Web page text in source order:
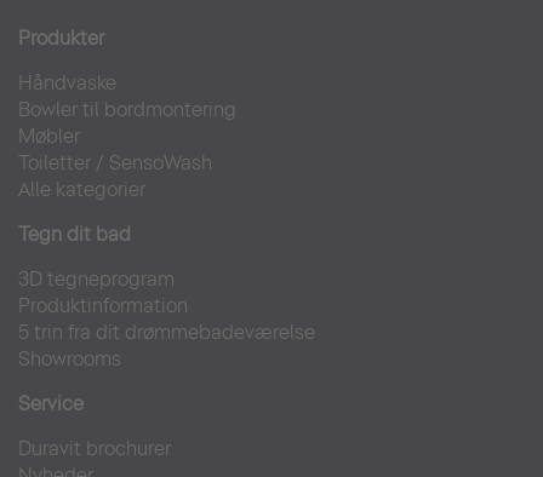
Produkter
Håndvaske
Bowler til bordmontering
Møbler
Toiletter / SensoWash
Alle kategorier
Tegn dit bad
3D tegneprogram
Produktinformation
5 trin fra dit drømmebadeværelse
Showrooms
Service
Duravit brochurer